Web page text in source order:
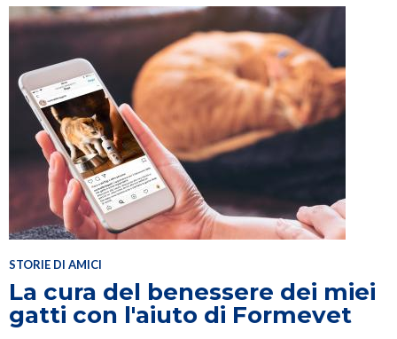
STORIE DI AMICI
La cura del benessere dei miei
gatti con l'aiuto di Formevet